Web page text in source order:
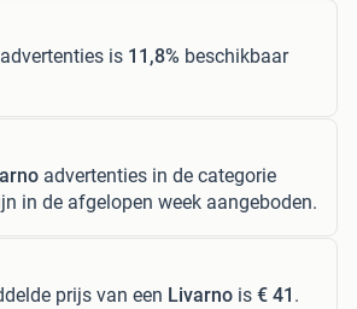
advertenties is 11,8% beschikbaar
advertenties in de categorie
in de afgelopen week aangeboden.
prijs van een Livarno is € 41 .